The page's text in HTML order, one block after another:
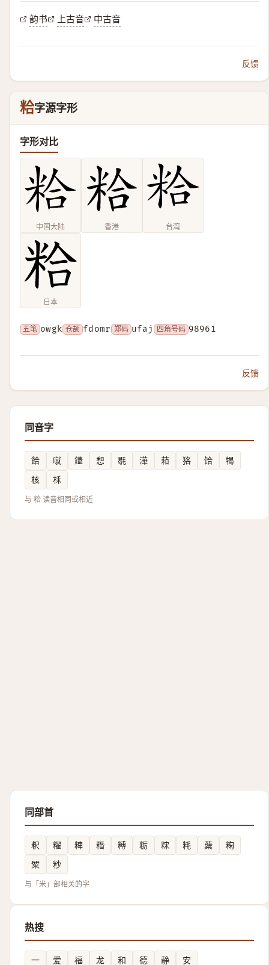
韵书 上古音 中古音
反馈
粭字源字形
字形对比
中国大陆 香港 台湾
日本
五笔 owgk 仓颉 fdomr 郑码 ufaj 四角号码 98961
反馈
同音字
餄 噈 鑉 惒 毼 澕 萂 狢 饸
㹇
核
柇
与 粭 读音相同或相近
同部首
粎 䊮 粺 糣 糐 粝 䊉 粍 糵
粷
䊙
粆
与「米」部相关的字
热搜
一 爱 福 龙 和 德 静 安